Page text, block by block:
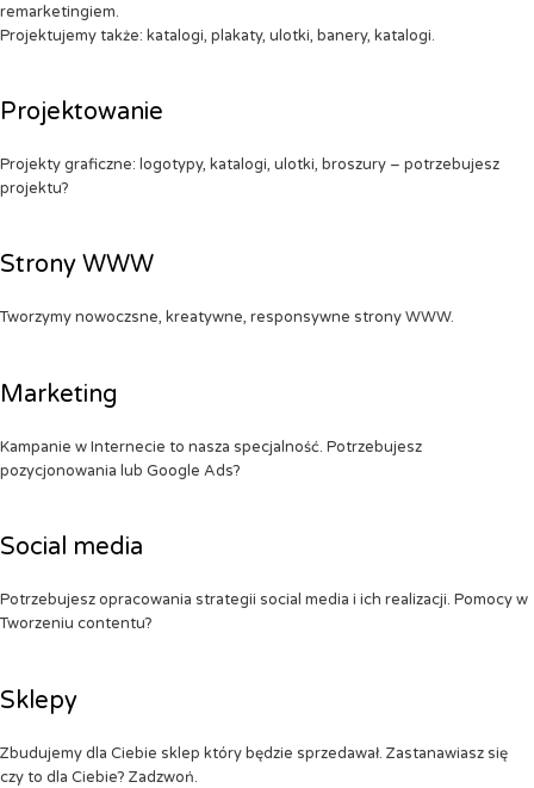
remarketingiem.
Projektujemy także: katalogi, plakaty, ulotki, banery, katalogi.
Projektowanie
Projekty graficzne: logotypy, katalogi, ulotki, broszury – potrzebujesz
projektu?
Strony WWW
Tworzymy nowoczsne, kreatywne, responsywne strony WWW.
Marketing
Kampanie w Internecie to nasza specjalność. Potrzebujesz
pozycjonowania lub Google Ads?
Social media
Potrzebujesz opracowania strategii social media i ich realizacji. Pomocy w
Tworzeniu contentu?
Sklepy
Zbudujemy dla Ciebie sklep który będzie sprzedawał. Zastanawiasz się
czy to dla Ciebie? Zadzwoń.